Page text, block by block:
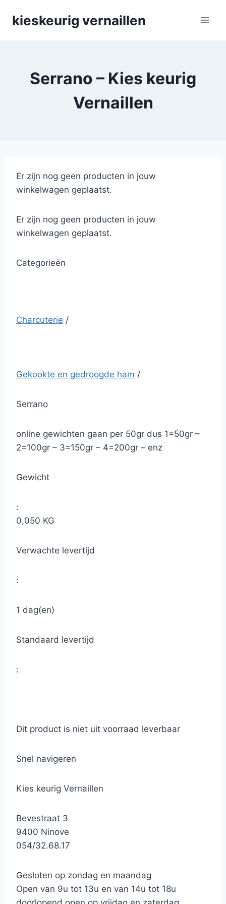
kieskeurig vernaillen
Serrano – Kies keurig
Vernaillen
Er zijn nog geen producten in jouw
winkelwagen geplaatst.
Er zijn nog geen producten in jouw
winkelwagen geplaatst.
Categorieën
Charcuterie /
Gekookte en gedroogde ham /
Serrano
online gewichten gaan per 50gr dus 1=50gr –
2=100gr – 3=150gr – 4=200gr – enz
Gewicht
:
0,050 KG
Verwachte levertijd
:
1 dag(en)
Standaard levertijd
:
Dit product is niet uit voorraad leverbaar
Snel navigeren
Kies keurig Vernaillen
Bevestraat 3
9400 Ninove
054/32.68.17
Gesloten op zondag en maandag
Open van 9u tot 13u en van 14u tot 18u